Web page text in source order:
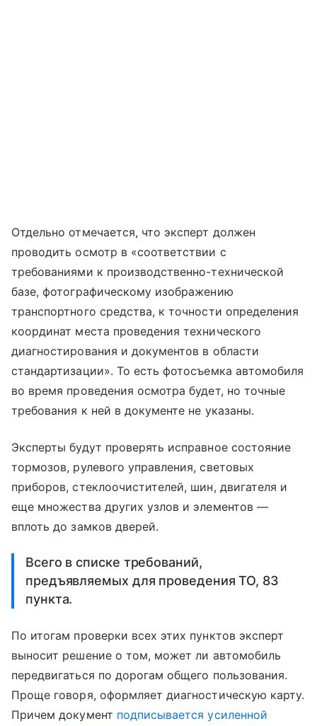
Отдельно отмечается, что эксперт должен
проводить осмотр в «соответствии с
требованиями к производственно-технической
базе, фотографическому изображению
транспортного средства, к точности определения
координат места проведения технического
диагностирования и документов в области
стандартизации». То есть фотосъемка автомобиля
во время проведения осмотра будет, но точные
требования к ней в документе не указаны.
Эксперты будут проверять исправное состояние
тормозов, рулевого управления, световых
приборов, стеклоочистителей, шин, двигателя и
еще множества других узлов и элементов —
вплоть до замков дверей.
Всего в списке требований,
предъявляемых для проведения ТО, 83
пункта.
По итогам проверки всех этих пунктов эксперт
выносит решение о том, может ли автомобиль
передвигаться по дорогам общего пользования.
Проще говоря, оформляет диагностическую карту.
Причем документ подписывается усиленной